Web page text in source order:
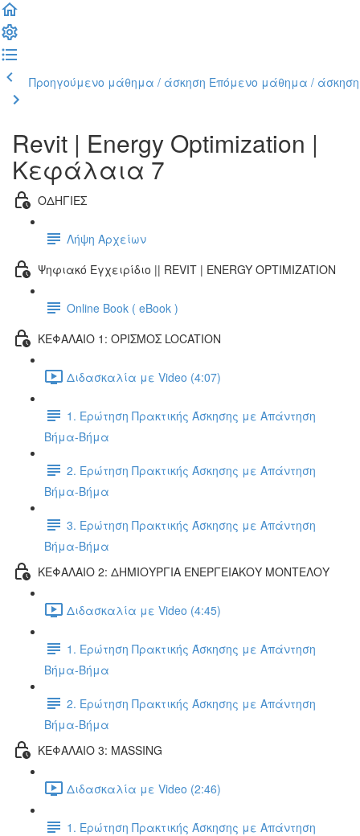
Προηγούμενο μάθημα / άσκηση Επόμενο μάθημα / άσκηση
Revit | Energy Optimization |
Κεφάλαια 7
ΟΔΗΓΙΕΣ
Λήψη Αρχείων
Ψηφιακό Εγχειρίδιο || REVIT | ENERGY OPTIMIZATION
Online Book ( eBook )
ΚΕΦΑΛΑΙΟ 1: ΟΡΙΣΜΟΣ LOCATION
Διδασκαλία με Video (4:07)
1. Ερώτηση Πρακτικής Άσκησης με Απάντηση
Βήμα-Βήμα
2. Ερώτηση Πρακτικής Άσκησης με Απάντηση
Βήμα-Βήμα
3. Ερώτηση Πρακτικής Άσκησης με Απάντηση
Βήμα-Βήμα
ΚΕΦΑΛΑΙΟ 2: ΔΗΜΙΟΥΡΓΙΑ ΕΝΕΡΓΕΙΑΚΟΥ ΜΟΝΤΕΛΟΥ
Διδασκαλία με Video (4:45)
1. Ερώτηση Πρακτικής Άσκησης με Απάντηση
Βήμα-Βήμα
2. Ερώτηση Πρακτικής Άσκησης με Απάντηση
Βήμα-Βήμα
ΚΕΦΑΛΑΙΟ 3: MASSING
Διδασκαλία με Video (2:46)
1. Ερώτηση Πρακτικής Άσκησης με Απάντηση